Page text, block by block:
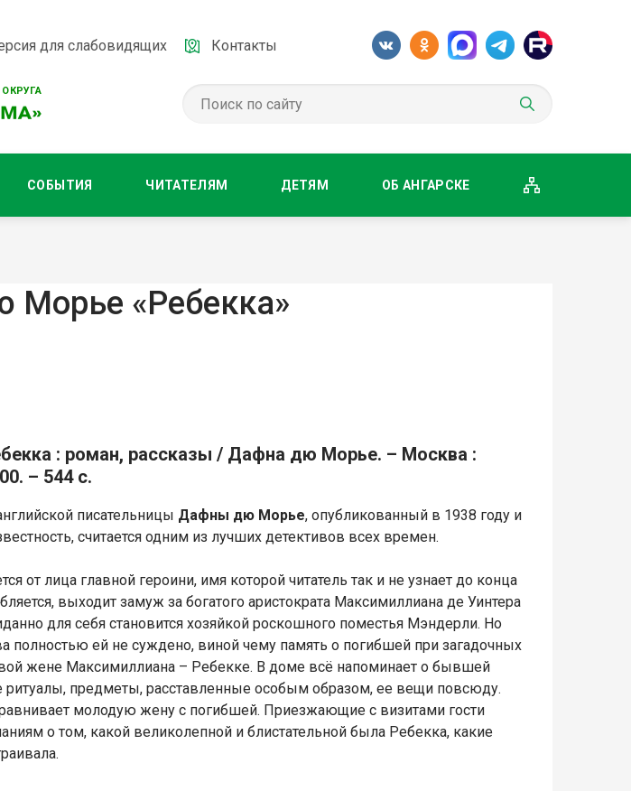
для слабовидящих Контакты
СОБЫТИЯ ЧИТАТЕЛЯМ ДЕТЯМ ОБ АНГАРСКЕ
Морье «Ребекка»
: роман, рассказы / Дафна дю Морье. – Москва :
– 544 с.
писательницы Дафны дю Морье, опубликованный в 1938 году и
считается одним из лучших детективов всех времен.
от лица главной героини, имя которой читатель так и не узнает до конца
выходит замуж за богатого аристократа Максимиллиана де Уинтера
для себя становится хозяйкой роскошного поместья Мэндерли. Но
полностью ей не суждено, виной чему память о погибшей при загадочных
жене Максимиллиана – Ребекке. В доме всё напоминает о бывшей
ритуалы, предметы, расставленные особым образом, ее вещи повсюду.
молодую жену с погибшей. Приезжающие с визитами гости
о том, какой великолепной и блистательной была Ребекка, какие